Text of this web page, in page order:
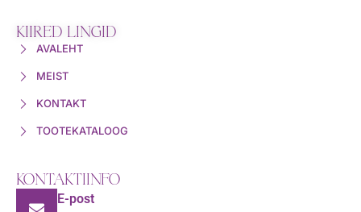
KIIRED LINGID
AVALEHT
MEIST
KONTAKT
TOOTEKATALOOG
KONTAKTIINFO
E-post